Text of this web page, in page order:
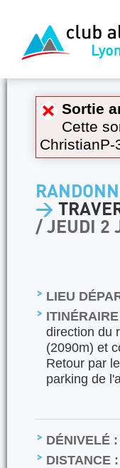
Sortie
Cette
ChristianP-
>
/ JEUDI 2
LIEU
direction du
(2090m) et
Retour par
parking de
DÉNIVELÉ :
DISTANCE :